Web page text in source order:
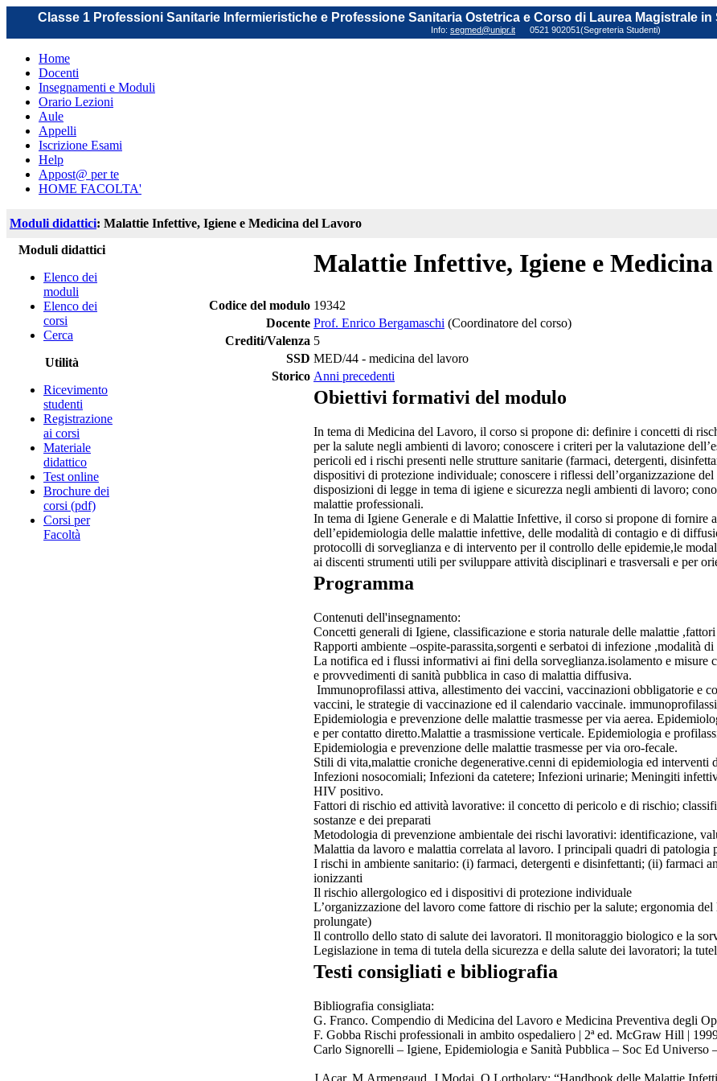
Classe 1 Professioni Sanitarie Infermieristiche e Professione Sanitaria Ostetrica e Corso di Laurea Magistrale
Info: segmed@unipr.it 0521 902051(Segreteria Studenti)
Home
Docenti
Insegnamenti e Moduli
Orario Lezioni
Aule
Appelli
Iscrizione Esami
Help
Appost@ per te
HOME FACOLTA'
Moduli didattici: Malattie Infettive, Igiene e Medicina del Lavoro
Moduli didattici
Elenco dei
moduli
Elenco dei
corsi
Cerca
Utilità
Ricevimento
studenti
Registrazione
ai corsi
Materiale
didattico
Test online
Brochure dei
corsi (pdf)
Corsi per
Facoltà
Malattie Infettive, Igiene e
Codice del modulo 19342
Docente Prof. Enrico Bergamaschi (Coordinatore del corso)
Crediti/Valenza 5
SSD MED/44 - medicina del lavoro
Storico Anni precedenti
Obiettivi formativi del modulo
In tema di Medicina del Lavoro, il corso si propone di: definire i concetti di
per la salute negli ambienti di lavoro; conoscere i criteri per la valutazione
pericoli ed i rischi presenti nelle strutture sanitarie (farmaci, detergenti,
dispositivi di protezione individuale; conoscere i riflessi dell’organizzazione
disposizioni di legge in tema di igiene e sicurezza negli ambienti di lavoro;
malattie professionali.
In tema di Igiene Generale e di Malattie Infettive, il corso si propone di fornire
dell’epidemiologia delle malattie infettive, delle modalità di contagio e di
protocolli di sorveglianza e di intervento per il controllo delle epidemie,le
ai discenti strumenti utili per sviluppare attività disciplinari e trasversali e per
Programma
Contenuti dell'insegnamento:
Concetti generali di Igiene, classificazione e storia naturale delle malattie
Rapporti ambiente –ospite-parassita,sorgenti e serbatoi di infezione ,modalità
La notifica ed i flussi informativi ai fini della sorveglianza.isolamento e misure
e provvedimenti di sanità pubblica in caso di malattia diffusiva.
Immunoprofilassi attiva, allestimento dei vaccini, vaccinazioni obbligatorie e
vaccini, le strategie di vaccinazione ed il calendario vaccinale.
Epidemiologia e prevenzione delle malattie trasmesse per via aerea.
e per contatto diretto.Malattie a trasmissione verticale. Epidemiologia e
Epidemiologia e prevenzione delle malattie trasmesse per via oro-fecale.
Stili di vita,malattie croniche degenerative.cenni di epidemiologia ed interventi
Infezioni nosocomiali; Infezioni da catetere; Infezioni urinarie; Meningiti
HIV positivo.
Fattori di rischio ed attività lavorative: il concetto di pericolo e di rischio;
sostanze e dei preparati
Metodologia di prevenzione ambientale dei rischi lavorativi: identificazione,
Malattia da lavoro e malattia correlata al lavoro. I principali quadri di
I rischi in ambiente sanitario: (i) farmaci, detergenti e disinfettanti; (ii) farmaci
ionizzanti
Il rischio allergologico ed i dispositivi di protezione individuale
L’organizzazione del lavoro come fattore di rischio per la salute; ergonomia
prolungate)
Il controllo dello stato di salute dei lavoratori. Il monitoraggio biologico e la
Legislazione in tema di tutela della sicurezza e della salute dei lavoratori; la
Testi consigliati e bibliografia
Bibliografia consigliata:
G. Franco. Compendio di Medicina del Lavoro e Medicina Preventiva degli
F. Gobba Rischi professionali in ambito ospedaliero | 2ª ed. McGraw Hill |
Carlo Signorelli – Igiene, Epidemiologia e Sanità Pubblica – Soc Ed Universo
J.Acar, M.Armengaud, J.Modai, O.Lortholary: “Handbook delle Malattie